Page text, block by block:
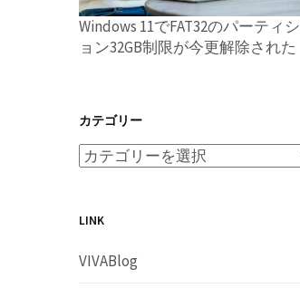
Windows 11でFAT32のパーティシ
ョン32GB制限が今更解除された
カテゴリー
LINK
VIVABlog